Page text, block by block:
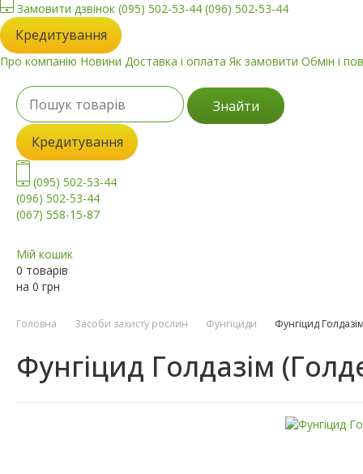
Замовити дзвінок (095) 502-53-44 (096) 502-53-44
Кредитування
Про компанію Новини Доставка і оплата Як замовити Обмін і
Знайти
Кредитування
(095) 502-53-44
(096) 502-53-44
(067) 558-15-87
Мій кошик
0 товарів
на 0 грн
Головна Засоби захисту рослин Фунгіциди Фунгіцид
Фунгіцид Голдазім